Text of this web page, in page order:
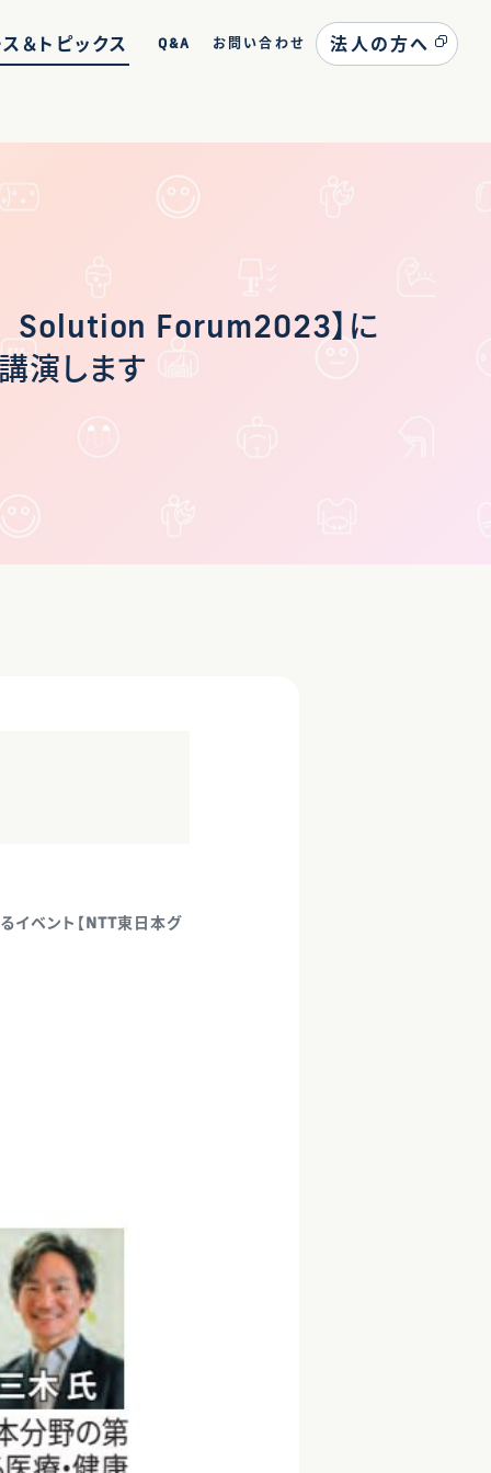
＆トピックス Q&A お問い合わせ 法人の方へ
Solution Forum2023】に
演します
イベント【NTT東日本グ